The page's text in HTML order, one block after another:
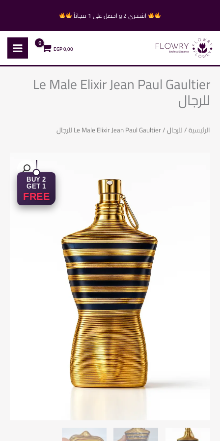
المحتوى
اشـتـري 2 و احصل على 1 مجاناً
0,00
EGP
Le Male Elixir Jean Paul Gaultier
للرجال
الرئيسية/للرجال/ Le Male Elixir Jean Paul Gaultier للرجال
BUY 2
GET 1
FREE